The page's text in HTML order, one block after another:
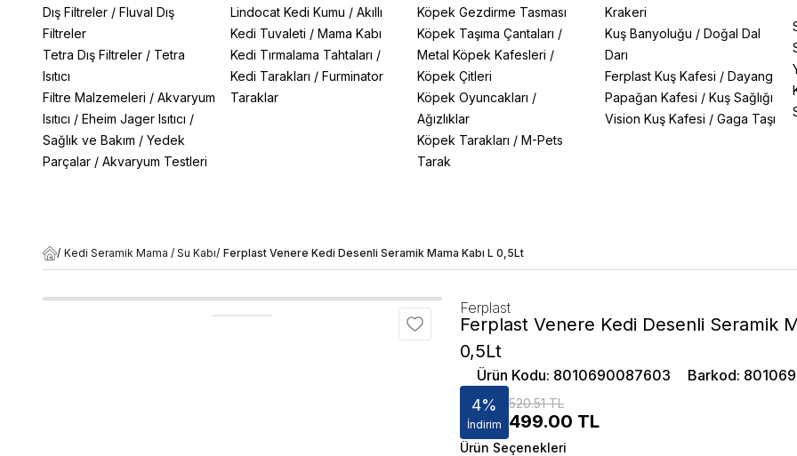
Dış Filtreler / Fluval Dış
Filtreler
Tetra Dış Filtreler / Tetra
Isıtıcı
Filtre Malzemeleri / Akvaryum
Isıtıcı / Eheim Jager Isıtıcı /
Sağlık ve Bakım / Yedek
Parçalar / Akvaryum Testleri
Lindocat Kedi Kumu / Akıllı
Kedi Tuvaleti / Mama Kabı
Kedi Tırmalama Tahtaları /
Kedi Tarakları / Furminator
Taraklar
Köpek Gezdirme Tasması
Köpek Taşıma Çantaları /
Metal Köpek Kafesleri /
Köpek Çitleri
Köpek Oyuncakları /
Ağızlıklar
Köpek Tarakları /M-Pets
Tarak
Krakeri
Kuş Banyoluğu / Doğal Dal
Darı
Ferplast Kuş Kafesi / Dayang
Papağan Kafesi / Kuş Sağlığı
Vision Kuş Kafesi / Gaga Taşı
/ Kedi Seramik Mama / Su Kabı/ Ferplast Venere Kedi Desenli Seramik Mama Kabı L 0,5Lt
Ferplast
Ferplast Venere Kedi Desenli Seramik
0,5Lt
Ürün Kodu: 8010690087603 Barkod:
4%
İndirim
520.51 TL
499.00 TL
Ürün Seçenekleri